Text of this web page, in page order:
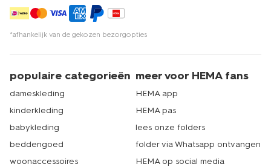
*afhankelijk van de gekozen bezorgopties
populaire categorieën
dameskleding
kinderkleding
babykleding
beddengoed
woonaccessoires
meer voor HEMA fans
HEMA app
HEMA pas
lees onze folders
folder via Whatsapp ontvangen
HEMA op social media